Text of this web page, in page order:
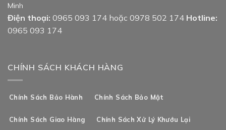
Minh
Điện thoại: 0965 093 174 hoặc 0978 502 174 Hotline:
0965 093 174
CHÍNH SÁCH KHÁCH HÀNG
Chính Sách Bảo Hành Chính Sách Bảo Mật
Chính Sách Giao Hàng Chính Sách Xử Lý Khướu Lại